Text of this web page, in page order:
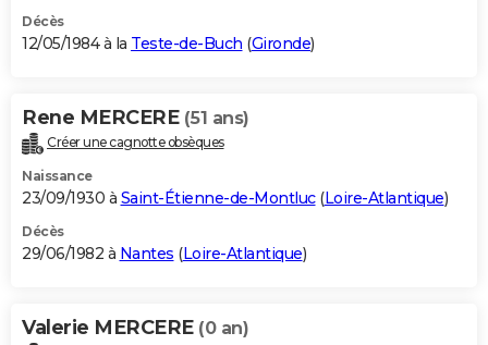
Décès
12/05/1984 à la Teste-de-Buch (Gironde)
Rene MERCERE (51 ans)
Créer une cagnotte obsèques
Naissance
23/09/1930 à Saint-Étienne-de-Montluc(Loire-Atlantique)
Décès
29/06/1982 à Nantes (Loire-Atlantique)
Valerie MERCERE (0 an)